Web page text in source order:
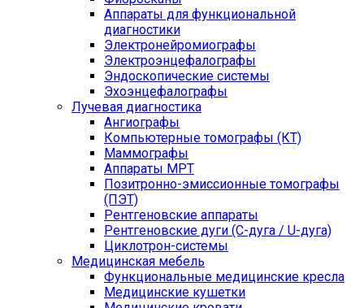
Аппараты для функциональной
диагностики
Электронейромиографы
Электроэнцефалографы
Эндоскопические системы
Эхоэнцефалографы
Лучевая диагностика
Ангиографы
Компьютерные томографы (КТ)
Маммографы
Аппараты МРТ
Позитронно-эмиссионные томографы
(ПЭТ)
Рентгеновские аппараты
Рентгеновские дуги (С-дуга / U-дуга)
Циклотрон-системы
Медицинская мебель
Функциональные медицинские кресла
Медицинские кушетки